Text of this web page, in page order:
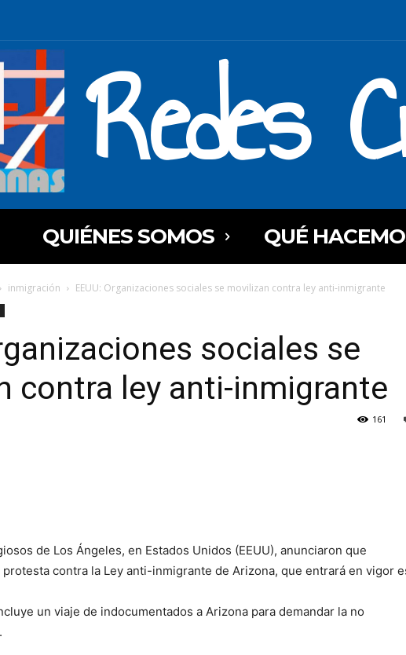
Redes
QUIÉNES SOMOS QUÉ
inmigración EEUU: Organizaciones sociales se movilizan contra ley anti-inmigrante
sociales se
contra ley anti-inmigrante
161
de Los Ángeles, en Estados Unidos (EEUU), anunciaron que
contra la Ley anti-inmigrante de Arizona, que entrará en vigor
un viaje de indocumentados a Arizona para demandar la no